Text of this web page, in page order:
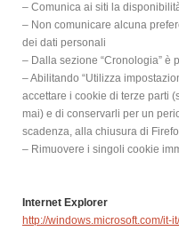
– Comunica ai siti la
– Non comunicare alcuna
dei dati personali
– Dalla sezione “Cronologia” è
– Abilitando “Utilizza
accettare i cookie di terze parti
mai) e di conservarli per un
scadenza, alla chiusura di
– Rimuovere i singoli cookie
Internet Explorer
http://windows.microsoft.com/it-